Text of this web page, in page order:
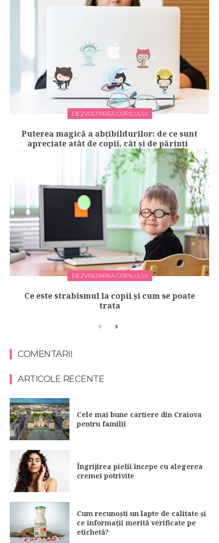
DEZVOLTAREA COPILULUI
Puterea magică a abțibildurilor: de ce sunt
apreciate atât de copii, cât și de părinți
DEZVOLTAREA COPILULUI
Ce este strabismul la copii și cum se poate
trata
COMENTARII
ARTICOLE RECENTE
Cele mai bune cartiere din Craiova
pentru familii
Îngrijirea pielii începe cu alegerea
cremei potrivite
Cum recunoști un lapte de calitate și
ce informații merită verificate pe
etichetă?